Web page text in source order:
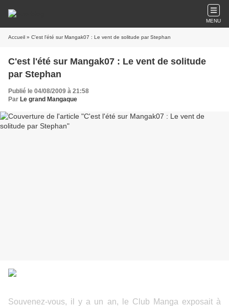
MENU
Accueil » C'est l'été sur Mangak07 : Le vent de solitude par Stephan
C'est l'été sur Mangak07 : Le vent de solitude
par Stephan
Publié le 04/08/2009 à 21:58
Par Le grand Mangaque
Souvenez-vous, il y a un an, le Club Manga exposait à